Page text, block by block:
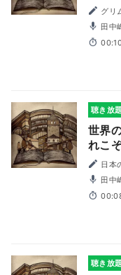
グリ
田中
聴き放
世界
れこ
日本
田中
聴き放